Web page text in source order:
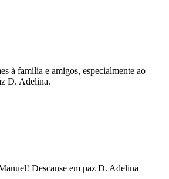
à familia e amigos, especialmente ao
D. Adelina.
Descanse em paz D. Adelina